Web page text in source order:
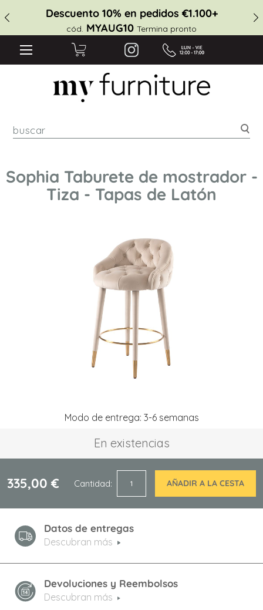
Descuento 10% en pedidos €1.100+
cód. MYAUG10 Termina pronto
Sophia Taburete de mostrador -
Tiza - Tapas de Latón
Modo de entrega: 3-6 semanas
En existencias
335,00 € Cantidad AÑADIR A LA CESTA
Datos de entregas
Descubran más
Devoluciones y Reembolsos
Descubran más
de
imágenes